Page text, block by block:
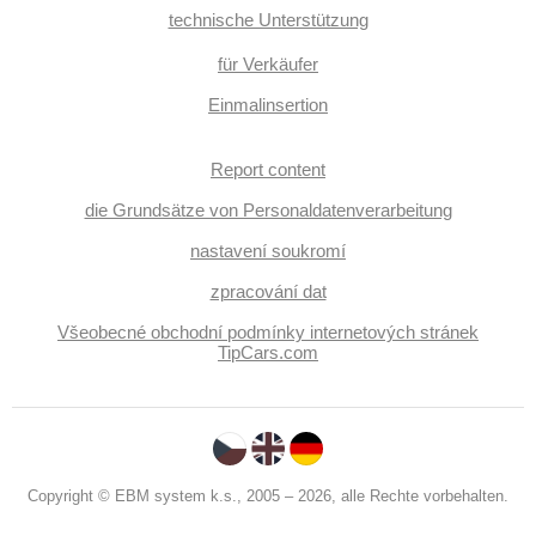
technische Unterstützung
für Verkäufer
Einmalinsertion
Report content
die Grundsätze von Personaldatenverarbeitung
nastavení soukromí
zpracování dat
Všeobecné obchodní podmínky internetových stránek
TipCars.com
Copyright © EBM system k.s., 2005 – 2026, alle Rechte vorbehalten.